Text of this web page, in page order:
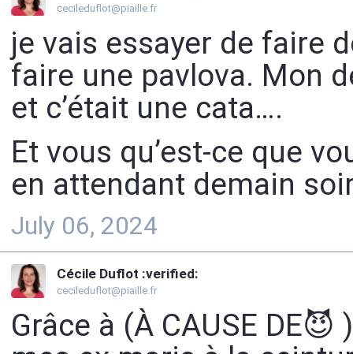
cecileduflot@piaille.fr
je vais essayer de faire
faire une pavlova. Mon
et c’était une cata….
Et vous qu’est-ce que
en attendant demain
July 06, 2024
Cécile Duflot :verified:
cecileduflot@piaille.fr
Grâce à (À CAUSE